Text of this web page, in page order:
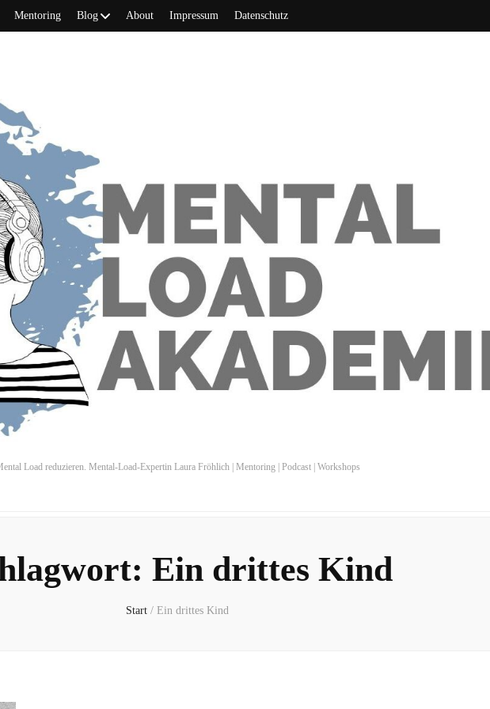
Mentoring Blog About Impressum Datenschutz
Load reduzieren. Mental-Load-Expertin Laura Fröhlich | Mentoring | Podcast | Workshops
Ein drittes Kind
Start / Ein drittes Kind